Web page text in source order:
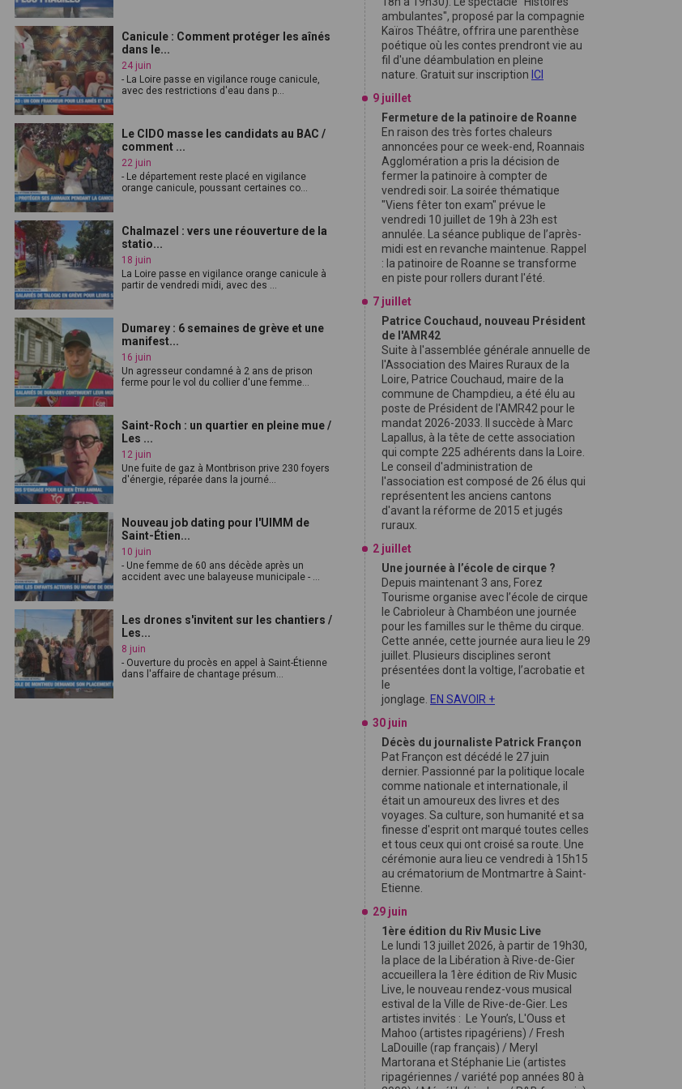
Canicule : Comment protéger les aînés
dans le...
24 juin
- La Loire passe en vigilance rouge canicule,
avec des restrictions d'eau dans p...
Le CIDO masse les candidats au BAC /
comment ...
22 juin
- Le département reste placé en vigilance
orange canicule, poussant certaines co...
Chalmazel : vers une réouverture de la
statio...
18 juin
La Loire passe en vigilance orange canicule à
partir de vendredi midi, avec des ...
Dumarey : 6 semaines de grève et une
manifest...
16 juin
Un agresseur condamné à 2 ans de prison
ferme pour le vol du collier d'une femme...
Saint-Roch : un quartier en pleine mue /
Les ...
12 juin
Une fuite de gaz à Montbrison prive 230 foyers
d'énergie, réparée dans la journé...
Nouveau job dating pour l'UIMM de
Saint-Étien...
10 juin
- Une femme de 60 ans décède après un
accident avec une balayeuse municipale - ...
Les drones s'invitent sur les chantiers /
Les...
8 juin
- Ouverture du procès en appel à Saint-Étienne
dans l'affaire de chantage présum...
ambulantes", proposé par la compagnie
Kaïros Théâtre, offrira une parenthèse
poétique où les contes prendront vie au
fil d'une déambulation en pleine
nature. Gratuit sur inscription ICI
9 juillet
Fermeture de la patinoire de Roanne
En raison des très fortes chaleurs
annoncées pour ce week-end, Roannais
Agglomération a pris la décision de
fermer la patinoire à compter de
vendredi soir. La soirée thématique
"Viens fêter ton exam" prévue le
vendredi 10 juillet de 19h à 23h est
annulée. La séance publique de l’après-
midi est en revanche maintenue. Rappel
: la patinoire de Roanne se transforme
en piste pour rollers durant l'été.
7 juillet
Patrice Couchaud, nouveau Président
de l'AMR42
Suite à l'assemblée générale annuelle de
l'Association des Maires Ruraux de la
Loire, Patrice Couchaud, maire de la
commune de Champdieu, a été élu au
poste de Président de l'AMR42 pour le
mandat 2026-2033. Il succède à Marc
Lapallus, à la tête de cette association
qui compte 225 adhérents dans la Loire.
Le conseil d'administration de
l'association est composé de 26 élus qui
représentent les anciens cantons
d'avant la réforme de 2015 et jugés
ruraux.
2 juillet
Une journée à l’école de cirque ?
Depuis maintenant 3 ans, Forez
Tourisme organise avec l’école de cirque
le Cabrioleur à Chambéon une journée
pour les familles sur le thême du cirque.
Cette année, cette journée aura lieu le 29
juillet. Plusieurs disciplines seront
présentées dont la voltige, l’acrobatie et
le
jonglage. EN SAVOIR +
30 juin
Décès du journaliste Patrick Françon
Pat Françon est décédé le 27 juin
dernier. Passionné par la politique locale
comme nationale et internationale, il
était un amoureux des livres et des
voyages. Sa culture, son humanité et sa
finesse d'esprit ont marqué toutes celles
et tous ceux qui ont croisé sa route. Une
cérémonie aura lieu ce vendredi à 15h15
au crématorium de Montmartre à Saint-
Etienne.
29 juin
1ère édition du Riv Music Live
Le lundi 13 juillet 2026, à partir de 19h30,
la place de la Libération à Rive-de-Gier
accueillera la 1ère édition de Riv Music
Live, le nouveau rendez-vous musical
estival de la Ville de Rive-de-Gier. Les
artistes invités : Le Youn’s, L'Ouss et
Mahoo (artistes ripagériens) / Fresh
LaDouille (rap français) / Meryl
Martorana et Stéphanie Lie (artistes
ripagériennes / variété pop années 80 à